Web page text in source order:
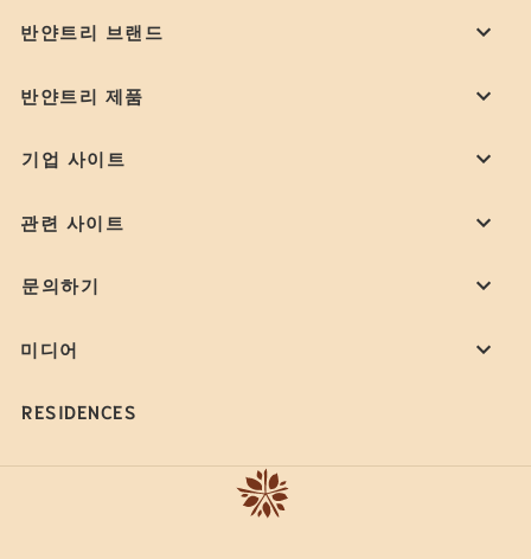
반얀트리 브랜드
반얀트리 제품
기업 사이트
관련 사이트
문의하기
미디어
RESIDENCES